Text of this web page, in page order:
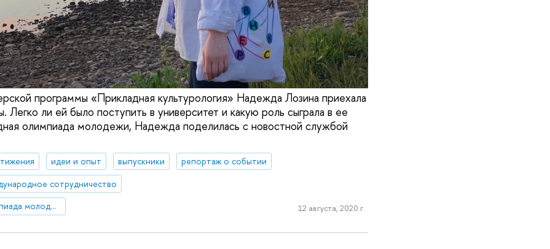
программы «Прикладная культурология» Надежда Лозина приехала
Легко ли ей было поступить в университет и какую роль сыграла в ее
олимпиада молодежи, Надежда поделилась с новостной службой
идеи и опыт выпускники
репортаж о событии
сотрудничество
Международная олимпиада молодежи
12 августа, 2020 г.